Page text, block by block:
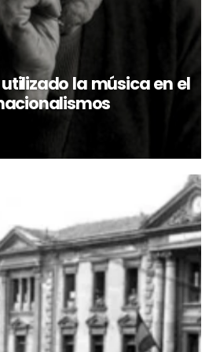
la música en el